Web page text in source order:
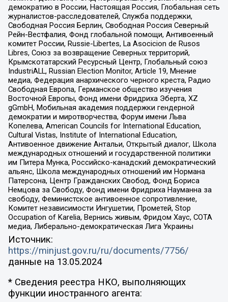
демократию в России, Настоящая Россия, Глобальная сеть
журналистов-расследователей, Служба поддержки,
Свободная Россия Берлин, Свободная Россия Северный
Рейн-Вестфалия, Фонд глобальной помощи, Антивоенный
комитет России, Russie-Libertes, La Asocicion de Rusos
Libres, Союз за возвращение Северных территорий,
Крымскотатарский Ресурсный Центр, Глобальный союз
IndustriALL, Russian Election Monitor, Article 19, Мнение
медиа, Федерация анархического черного креста, Радио
Свободная Европа, Германское общество изучения
Восточной Европы, Фонд имени Фридриха Эберта, XZ
gGmbH, Мобильная академия поддержки гендерной
демократии и миротворчества, Форум имени Льва
Копелева, American Councils for International Education,
Cultural Vistas, Institute of International Education,
Антивоенное движение Антальи, Открытый диалог, Школа
международных отношений и государственной политики
им Питера Мунка, Российско-канадский демократический
альянс, Школа международных отношений им Нормана
Патерсона, Центр Гражданских Свобод, Фонд Бориса
Немцова за Свободу, Фонд имени Фридриха Науманна за
свободу, Феминистское антивоенное сопротивление,
Комитет независимости Ингушетии, Прометей, Stop
Occupation of Karelia, Вернись живым, Фридом Хаус, СОТА
медиа, Либерально-демократическая Лига Украины
Источник:
https://minjust.gov.ru/ru/documents/7756/
данные на 13.05.2024
* Сведения реестра НКО, выполняющих
функции иностранного агента: